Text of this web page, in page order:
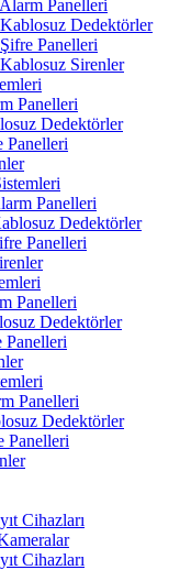
Panelleri
Dedektörler
Panelleri
Sirenler
Panelleri
Dedektörler
Panelleri
Panelleri
Dedektörler
Panelleri
Panelleri
Dedektörler
Panelleri
Panelleri
Dedektörler
Panelleri
Cihazları
Cihazları